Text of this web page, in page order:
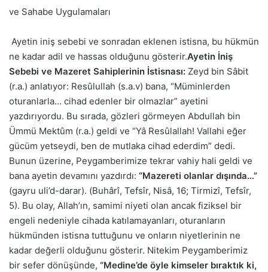
ve Sahabe Uygulamaları
Ayetin iniş sebebi ve sonradan eklenen istisna, bu hükmün
ne kadar adil ve hassas olduğunu gösterir.Ayetin İniş
Sebebi ve Mazeret Sahiplerinin İstisnası: Zeyd bin Sâbit
(r.a.) anlatıyor: Resûlullah (s.a.v) bana, “Müminlerden
oturanlarla… cihad edenler bir olmazlar” ayetini
yazdırıyordu. Bu sırada, gözleri görmeyen Abdullah bin
Ümmü Mektûm (r.a.) geldi ve “Yâ Resûlallah! Vallahi eğer
gücüm yetseydi, ben de mutlaka cihad ederdim” dedi.
Bunun üzerine, Peygamberimize tekrar vahiy hali geldi ve
bana ayetin devamını yazdırdı: “Mazereti olanlar dışında…”
(gayru uli’d-darar). (Buhârî, Tefsîr, Nisâ, 16; Tirmizî, Tefsîr,
5). Bu olay, Allah’ın, samimi niyeti olan ancak fiziksel bir
engeli nedeniyle cihada katılamayanları, oturanların
hükmünden istisna tuttuğunu ve onların niyetlerinin ne
kadar değerli olduğunu gösterir. Nitekim Peygamberimiz
bir sefer dönüşünde, “Medine’de öyle kimseler bıraktık ki,